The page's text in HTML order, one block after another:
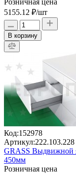
5155.12 ₽/шт
В корзину
Код:152978
Артикул:222.103.228
GRASS Выдвижной
450мм
Розничная цена